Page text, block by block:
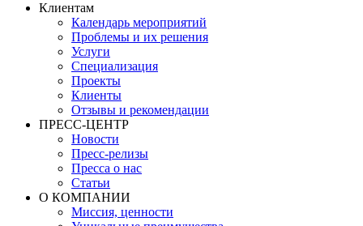
Клиентам
Календарь мероприятий
Проблемы и их решения
Услуги
Специализация
Проекты
Клиенты
Отзывы и рекомендации
ПРЕСС-ЦЕНТР
Новости
Пресс-релизы
Пресса о нас
Статьи
О КОМПАНИИ
Миссия, ценности